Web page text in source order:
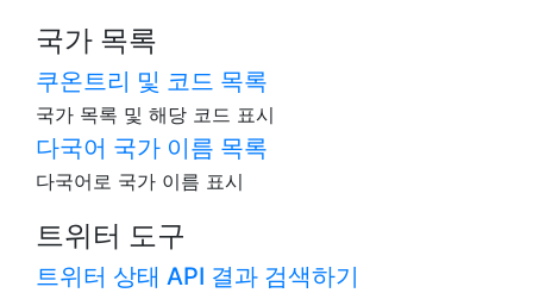
국가 목록
쿠온트리 및 코드 목록
국가 목록 및 해당 코드 표시
다국어 국가 이름 목록
다국어로 국가 이름 표시
트위터 도구
트위터 상태 API 결과 검색하기